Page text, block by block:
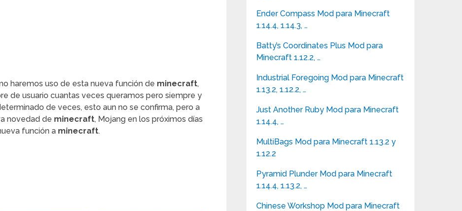
haremos uso de esta nueva función de minecraft,
de usuario cuantas veces queramos pero siempre y
de veces, esto aun no se confirma, pero a
novedad de minecraft, Mojang en los próximos días
función a minecraft.
Ender Compass Mod para Minecraft
1.14.4, 1.14.3, …
Batty’s Coordinates Plus Mod para
Minecraft 1.12.2, …
Industrial Foregoing Mod para Minecraft
1.13.2, 1.12.2, …
Just Another Ruby Mod para Minecraft
1.14.4, …
MultiBags Mod para Minecraft 1.13.2 y
1.12.2
Pyramid Plunder Mod para Minecraft
1.14.4, 1.13.2, …
Chinese Workshop Mod para Minecraft